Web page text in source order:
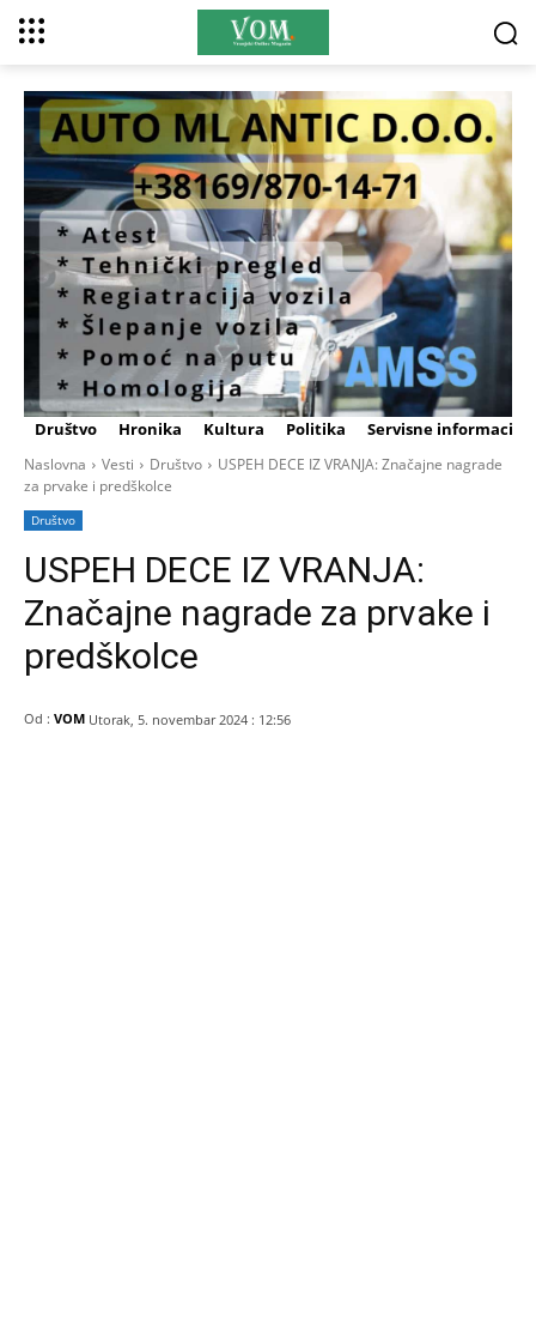
Društvo Hronika Kultura Politika Servisne informacije
Naslovna Vesti Društvo
USPEH DECE IZ VRANJA: Značajne nagrade
za prvake i predškolce
Društvo
USPEH DECE IZ VRANJA:
Značajne nagrade za prvake i
predškolce
Od : VOM Utorak, 5. novembar 2024 : 12:56